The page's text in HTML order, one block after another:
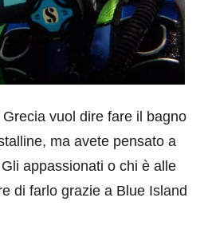
vuol dire fare il bagno
ma avete pensato a
appassionati o chi è alle
di farlo grazie a Blue Island